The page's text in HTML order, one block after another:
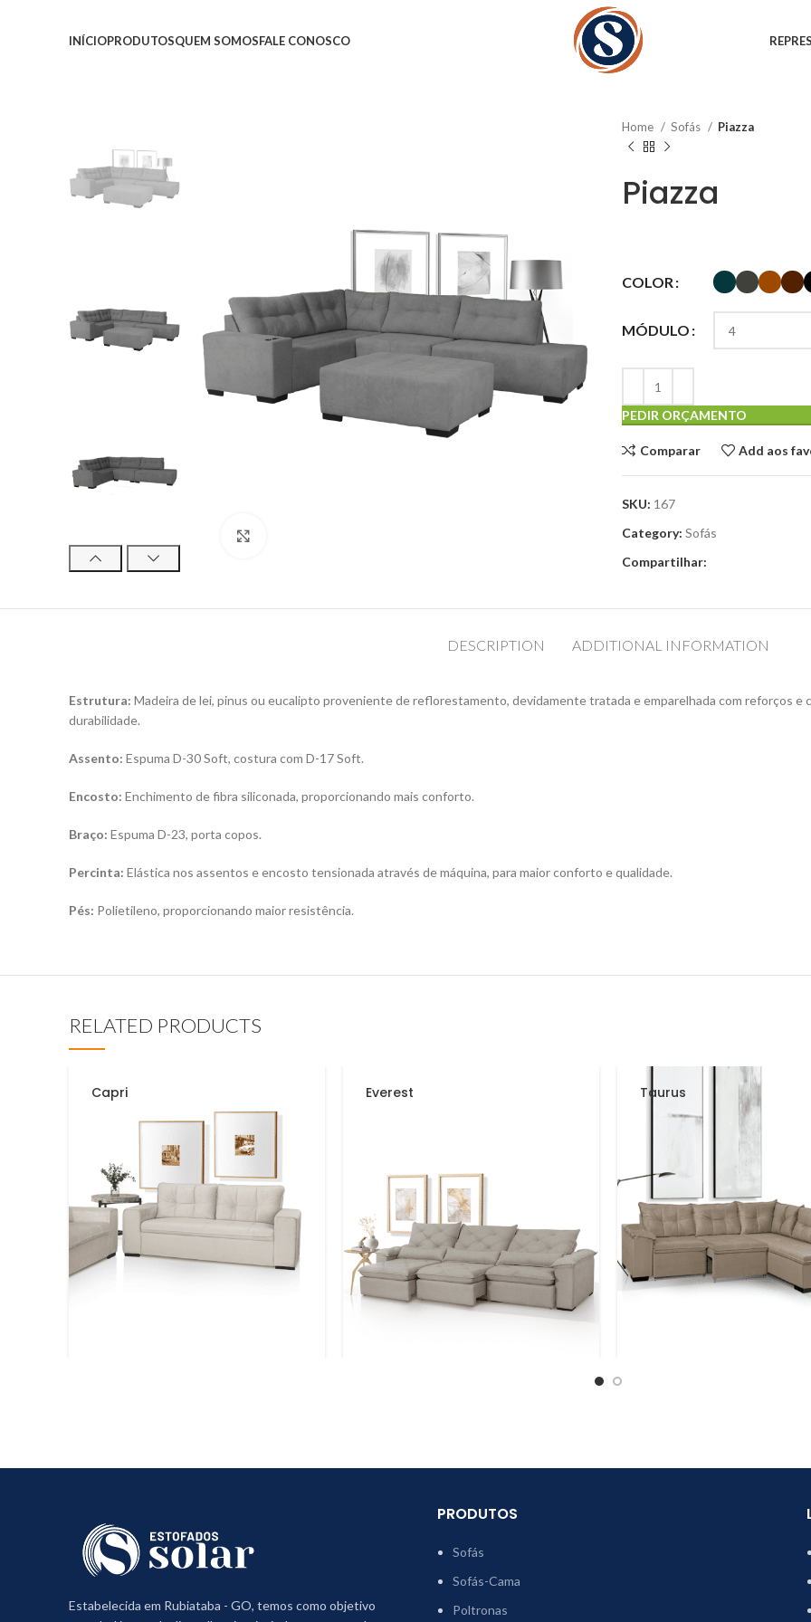
INÍCIOPRODUTOSQUEM SOMOSFALE CONOSCO
Home Sofás Piazza
Piazza
COLOR
MÓDULO
PEDIR ORÇAMENTO
Comparar Add aos
SKU: 167
Category: Sofás
Compartilhar:
DESCRIPTION ADDITIONAL INFORMATION
Estrutura: Madeira de lei, pinus ou eucalipto proveniente de reflorestamento, devidamente tratada e emparelhada com reforços
durabilidade.
Assento: Espuma D-30 Soft, costura com D-17 Soft.
Encosto: Enchimento de fibra siliconada, proporcionando mais conforto.
Braço: Espuma D-23, porta copos.
Percinta: Elástica nos assentos e encosto tensionada através de máquina, para maior conforto e qualidade.
Pés: Polietileno, proporcionando maior resistência.
RELATED PRODUCTS
Capri Everest Taurus
Estabelecida em Rubiataba - GO, temos como objetivo
PRODUTOS
Sofás
Sofás-Cama
Poltronas